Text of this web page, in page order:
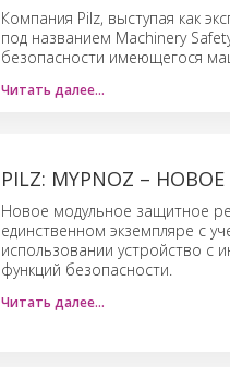
Компания Pilz, выступая как
под названием Machinery
безопасности имеющегося
Читать далее…
PILZ: MYPNOZ –
Новое модульное защитное
единственном экземпляре с
использовании устройство с
функций безопасности.
Читать далее…